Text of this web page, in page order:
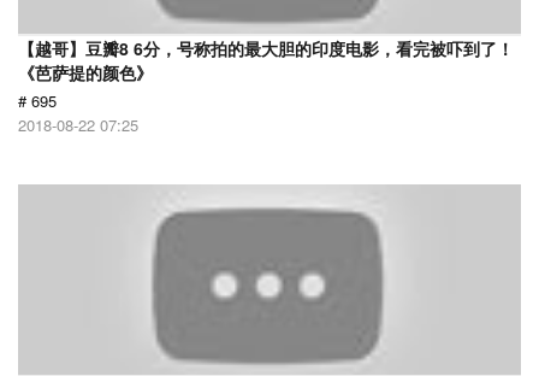
【越哥】豆瓣8 6分，号称拍的最大胆的印度电影，看完被吓到了！
《芭萨提的颜色》
# 695
2018-08-22 07:25